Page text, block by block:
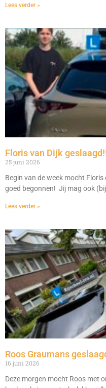
Lees verder »
Floris van Dijk
25 juni 2026
Begin van de week mocht
goed begonnen! Jij mag ook
Lees verder »
Roos Graumans
16 juni 2026
Deze morgen mocht Roos met